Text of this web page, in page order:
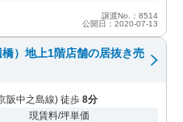
譲渡No.：8514
公開日：2020-07-13
）地上1階店舗の居抜き売
阪中之島線) 徒歩 8分
現賃料/坪単価